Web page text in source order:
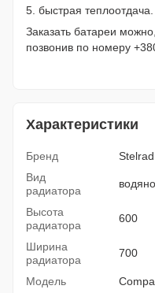
5. быстрая теплоотдача.
Заказать батареи
позвонив по номеру
Характеристики
Бренд
Stelrad
Вид
радиатора
Высота
радиатора
600
Ширина
радиатора
700
Модель